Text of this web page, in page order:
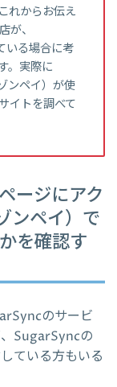
れからお伝え
が、
いる場合に考
。実際に
ンペイ）が使
イトを調べて
ージにアク
ンペイ）で
を確認す
のサービ
SugarSyncの
ている方もいる